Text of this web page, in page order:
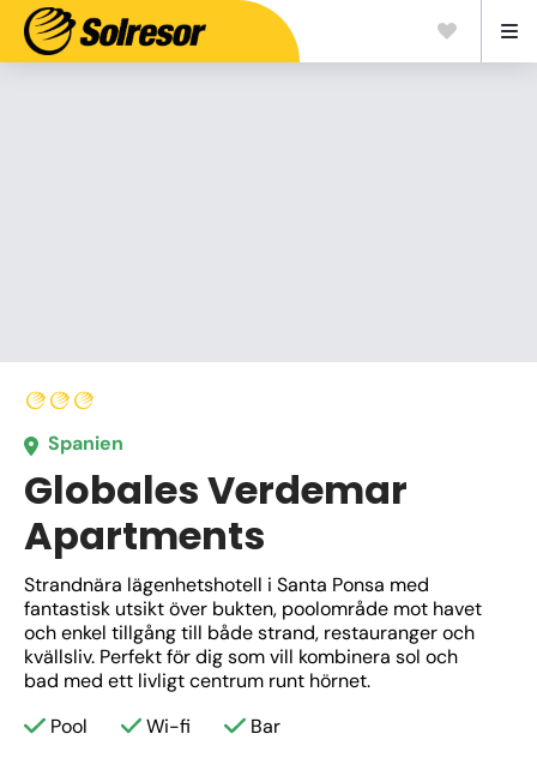
Spanien
Globales Verdemar
Apartments
Strandnära lägenhetshotell i Santa Ponsa med
fantastisk utsikt över bukten, poolområde mot havet
och enkel tillgång till både strand, restauranger och
kvällsliv. Perfekt för dig som vill kombinera sol och
bad med ett livligt centrum runt hörnet.
Pool
Wi-fi Bar